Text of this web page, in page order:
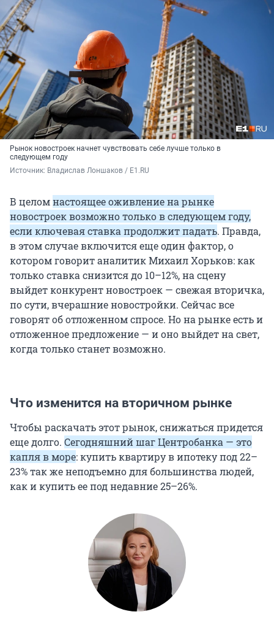
Рынок новостроек начнет чувствовать себе лучше только в
следующем году
Источник: Владислав Лоншаков / E1.RU
В целомнастоящее оживление на рынке
новостроек возможно только в следующем году,
если ключевая ставка продолжит падать. Правда,
в этом случае включится еще один фактор, о
котором говорит аналитик Михаил Хорьков: как
только ставка снизится до 10–12%, на сцену
выйдет конкурент новостроек — свежая вторичка,
по сути, вчерашние новостройки. Сейчас все
говорят об отложенном спросе. Но на рынке есть и
отложенное предложение — и оно выйдет на свет,
когда только станет возможно.
Что изменится на вторичном рынке
Чтобы раскачать этот рынок, снижаться придется
еще долго. Сегодняшний шаг Центробанка — это
капля в море: купить квартиру в ипотеку под 22–
23% так же неподъемно для большинства людей,
как и купить ее под недавние 25–26%.